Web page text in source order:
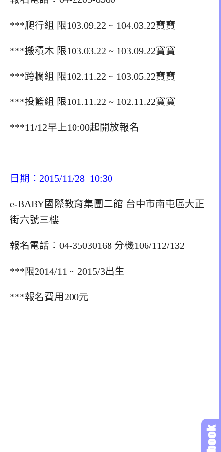
***爬行組 限103.09.22 ~ 104.03.22寶寶
***搬積木 限103.03.22 ~ 103.09.22寶寶
***跨欄組 限102.11.22 ~ 103.05.22寶寶
***投籃組 限101.11.22 ~ 102.11.22寶寶
***11/12早上10:00起開放報名
日期：2015/11/28 10:30
e-BABY國際教育集團二館 台中市南屯區大正
街六號三樓
報名電話：04-35030168 分機106/112/132
***限2014/11 ~ 2015/3出生
***報名費用200元